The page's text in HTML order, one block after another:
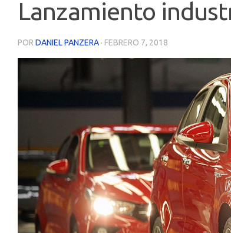
Lanzamiento
POR DANIEL PANZERA · FEBRERO 7, 2018